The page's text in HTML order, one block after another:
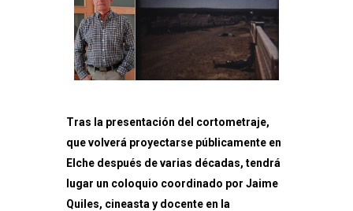
Tras la presentación del cortometraje,
que volverá proyectarse públicamente en
Elche después de varias décadas, tendrá
lugar un coloquio coordinado por Jaime
Quiles, cineasta y docente en la